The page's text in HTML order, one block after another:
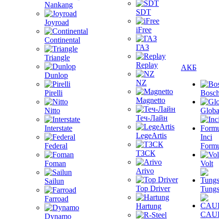
Nankang
Joyroad
Continental
Triangle
Dunlop
Pirelli
Nitto
Interstate
Federal
Foman
Sailun
Farroad
Dynamo
SDT
iFree
ГАЗ
Replay
NZ
Magnetto
Теч-Лайн
LegeArtis
ТЗСК
Arivo
Top Driver
Hartung
АКБ
Inci
Volt